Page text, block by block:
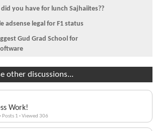
you have for lunch Sajhaiites??
adsense legal for F1 status
Gud Grad School for
other discussions...
Work!
· Posts 1 ·Viewed 306